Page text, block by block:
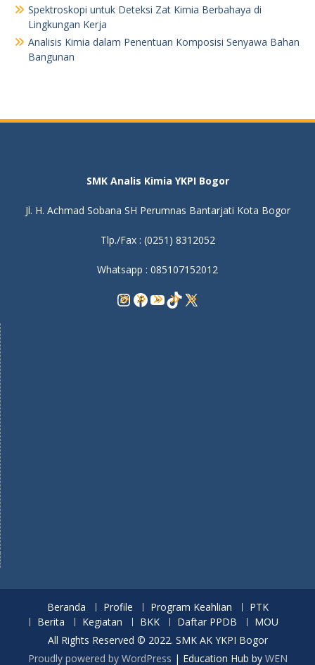
Spektroskopi untuk Deteksi Zat Kimia Berbahaya di
Lingkungan Kerja
Analisis Kimia dalam Penentuan Komposisi Senyawa Bahan
Bangunan
SMK Analis Kimia YKPI Bogor
Jl. H. Achmad Sobana SH Perumnas Bantarjati Kota Bogor
Tlp./Fax : (0251) 8312052
Whatsapp : 085107152012
Instagram
Facebook
YouTube
TikTok
X
Beranda Profile Program Keahlian
PTK
Berita
Kegiatan BKK Daftar PPDB
MOU
All Rights Reserved © 2022. SMK AK YKPI Bogor
Proudly powered by WordPress | Education Hub by WEN